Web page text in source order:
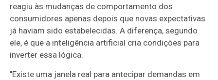
reagiu às mudanças de comportamento dos
consumidores apenas depois que novas expectativas
já haviam sido estabelecidas. A diferença, segundo
ele, é que a inteligência artificial cria condições para
inverter essa lógica.
"Existe uma janela real para antecipar demandas em